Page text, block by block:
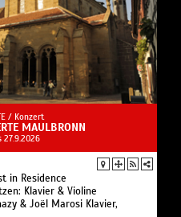
/ Konzert
MAULBRONN
27.9.2026
in Residence
Klavier & Violine
& Joël Marosi Klavier,